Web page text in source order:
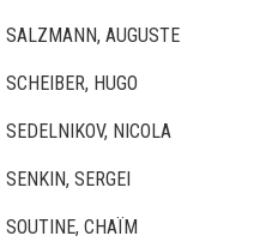
SALZMANN, AUGUSTE
SCHEIBER, HUGO
SEDELNIKOV, NICOLA
SENKIN, SERGEI
SOUTINE, CHAÏM